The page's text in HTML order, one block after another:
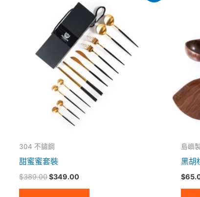
304 不鏽鋼
甜蜜蜜套裝
$389.00
$389.00。
$349.00
價
格：
$349.00。
島嶼
黑胡
$